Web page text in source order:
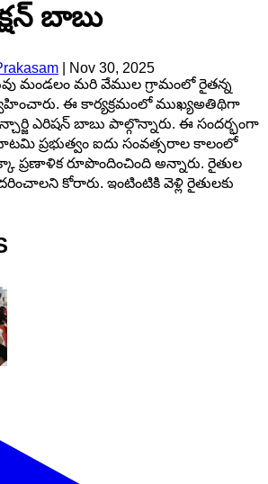
బాబు
Nov 30, 2025
మండలం మరి వేముల గ్రామంలో రైతన్న
ఈ కార్యక్రమంలో ముఖ్యఅతిథిగా
ఎరిషన్ బాబు పాల్గొన్నారు. ఈ సందర్భంగా
ప్రభుత్వం ఐదు సంవత్సరాల కాలంలో
ప్రణాళిక రూపొందించింది అన్నారు. రైతుల
కోరారు. ఇంటింటికి వెళ్లి రైతులకు